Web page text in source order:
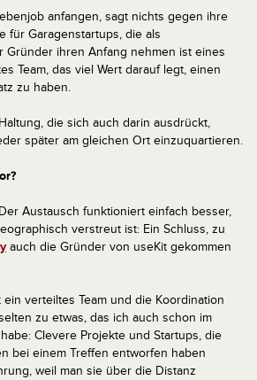
anfangen, sagt nichts gegen ihre
für Garagenstartups, die als
Gründer ihren Anfang nehmen ist eines
Team, das viel Wert darauf legt, einen
zu haben.
die sich auch darin ausdrückt,
später am gleichen Ort einzuquartieren.
Austausch funktioniert einfach besser,
verstreut ist: Ein Schluss, zu
auch die Gründer von useKit gekommen
verteiltes Team und die Koordination
zu etwas, das ich auch schon im
Clevere Projekte und Startups, die
bei einem Treffen entworfen haben
weil man sie über die Distanz